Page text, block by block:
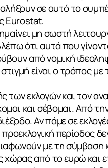
σε αυτό το
Eurostat.
μη σωστή
ότι αυτά που
από νομική
είναι ο τρόπος με
των εκλογών και τον
και σέβομαι. Από
Αν πάμε σε
περίοδος
με τη σύμβαση
χώρας από το ευρώ